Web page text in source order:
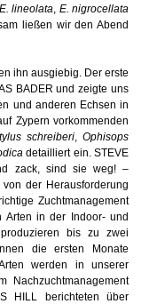
E. lineolata, E. nigrocellata
ließen wir den Abend
ihn ausgiebig. Der erste
BADER und zeigte uns
und anderen Echsen in
Zypern vorkommenden
schreiberi,Ophisops
detailliert ein. STEVE
zack, sind sie weg! –
der Herausforderung
Zuchtmanagement
Arten in der Indoor- und
bis zu zwei
die ersten Monate
werden in unserer
Nachzuchtmanagement
HILL berichteten über